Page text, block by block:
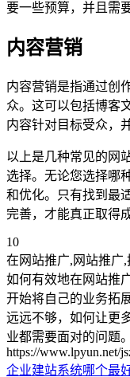
要一些预算，并且需
内容营销
内容营销是指通过创
众。这可以包括博客
内容针对目标受众，
以上是几种常见的网
选择。无论您选择哪
和优化。只有找到最
完善，才能真正取得
10
在网站推广,网站推广
如何有效地在网站推
开始将自己的业务拓
远远不够，如何让更
业都需要面对的问题
https://www.lpyun.net/
企业建站系统哪个最